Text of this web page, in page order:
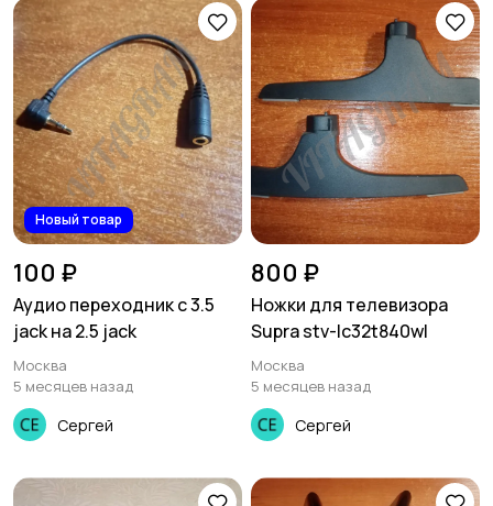
Новый товар
100 ₽
Аудио переходник с 3.5
jack на 2.5 jack
Москва
5 месяцев назад
Сергей
800 ₽
Ножки для телевизора
Supra stv-lc32t840wl
Москва
5 месяцев назад
Сергей